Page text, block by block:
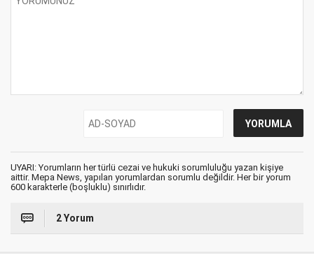
UYARI: Yorumların her türlü cezai ve hukuki sorumluluğu yazan kişiye
aittir. Mepa News, yapılan yorumlardan sorumlu değildir. Her bir yorum
600 karakterle (boşluklu) sınırlıdır.
2 Yorum